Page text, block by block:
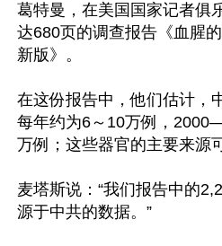
葛特曼，在美国国家记者俱
达680页的调查报告《血腥
新版》。
在这份报告中，他们估计，
每年约为6～10万例，
万例；这些器官的主要来源
麦塔斯说：“我们报告中的
源于中共的数据。”